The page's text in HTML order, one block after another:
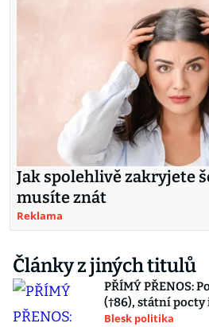
Jak spolehlivě zakryjete
musíte znát
Reklama
Články z jiných titulů
PŘÍMÝ PŘENOS:
(†86), státní
Blesk politika